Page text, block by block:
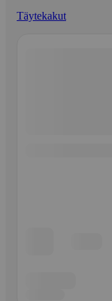
Täytekakut